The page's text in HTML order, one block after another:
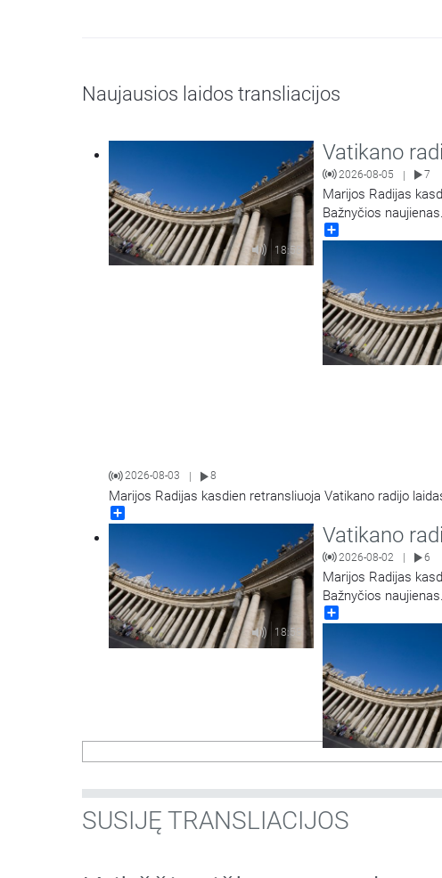
Naujausios laidos transliacijos
18:58
Vatikano
2026-08-05 | 7
Marijos Radijas
Bažnyčios naujienas.
2026-08-03 8
Marijos Radijas kasdien retransliuoja Vatikano radijo
18:58
Vatikano
2026-08-02 6
Marijos Radijas
Bažnyčios naujienas.
SUSIJĘ TRANSLIACIJOS